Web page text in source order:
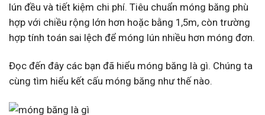
lún đều và tiết kiệm chi phí. Tiêu chuẩn móng băng phù
hợp với chiều rộng lớn hơn hoặc bằng 1,5m, còn trường
hợp tính toán sai lệch để móng lún nhiều hơn móng đơn.
Đọc đến đây các bạn đã hiểu móng băng là gì. Chúng ta
cùng tìm hiểu kết cấu móng băng như thế nào.